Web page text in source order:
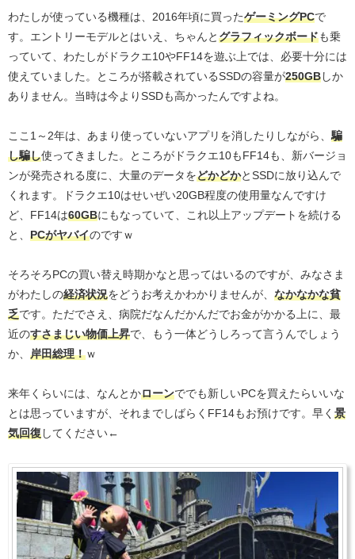
わたしが使っている機種は、2016年頃に買ったゲーミングPCで
す。エントリーモデルとはいえ、ちゃんとグラフィックボードも乗
っていて、わたしがドラクエ10やFF14を遊ぶ上では、必要十分には
使えていました。ところが搭載されているSSDの容量が250GBしか
ありません。当時は今よりSSDも高かったんですよね。
ここ1～2年は、あまり使っていないアプリを消したりしながら、 騙
し騙し使ってきました。ところがドラクエ10もFF14も、新バージョ
ンが発売される度に、大量のデータをどかどかとSSDに放り込んで
くれます。ドラクエ10はせいぜい20GB程度の使用量なんですけ
ど、FF14は60GBにもなっていて、これ以上アップデートを続ける
と、 PCがヤバイのですｗ
そろそろPCの買い替え時期かなと思ってはいるのですが、みなさま
がわたしの経済状況をどうお考えかわかりませんが、 なかなかな貧
乏です。ただでさえ、病院だなんだかんだでお金がかかる上に、最
近のすさまじい物価上昇で、もう一体どうしろって言うんでしょう
か、 岸田総理！ｗ
来年くらいには、なんとかローンででも新しいPCを買えたらいいな
とは思っていますが、それまでしばらくFF14もお預けです。早く 景
気回復してください←